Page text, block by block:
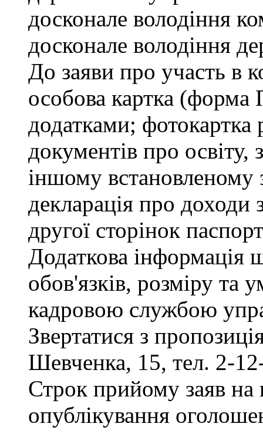
досконале володіння
досконале володіння
До заяви про участь в
особова картка
додатками; фотокартка
документів про освіту,
іншому встановленому
декларація про доходи
другої сторінок
Додаткова інформація
обов'язків, розміру та
кадровою службою
Звертатися з
Шевченка, 15, тел. 2-
Строк прийому заяв на
опублікування